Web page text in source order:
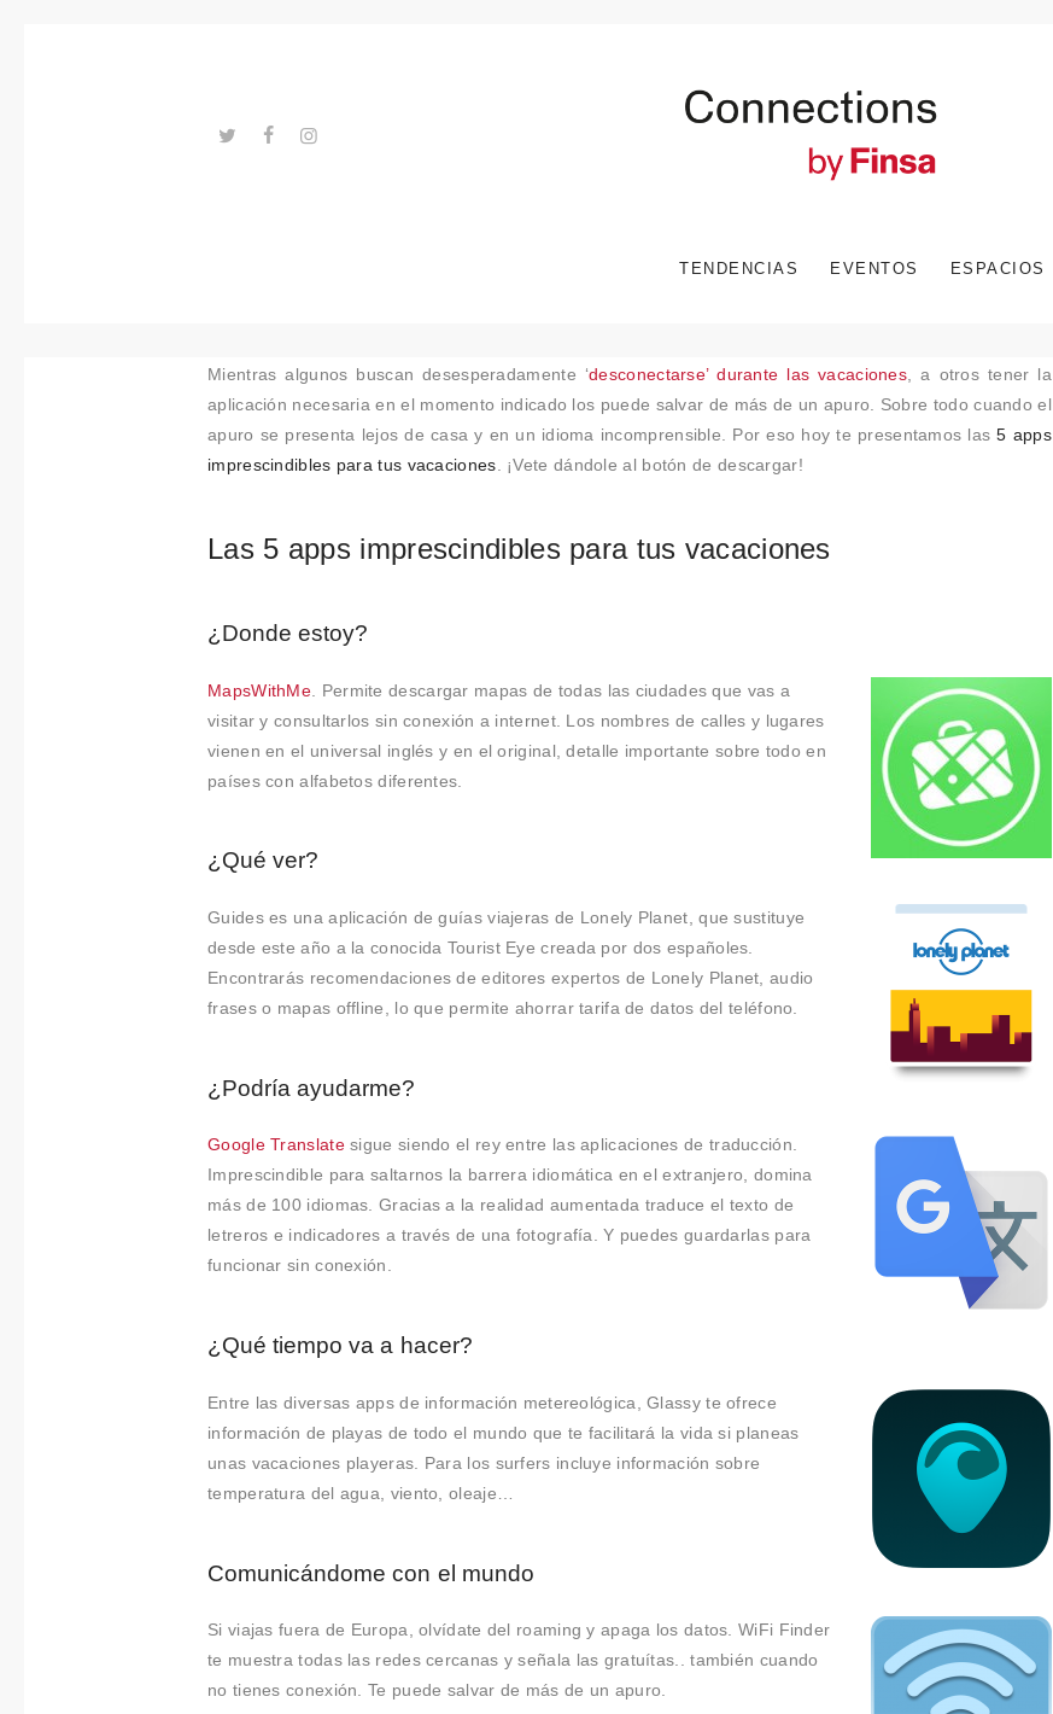
TENDENCIAS EVENTOS ESPACIOS
Conexión
Colabora
Connectio
Contacto
Mientras algunos buscan desesperadamente ‘desconectarse’ durante las vacaciones , a otros tener la
aplicación necesaria en el momento indicado los puede salvar de más de un apuro. Sobre todo cuando el
apuro se presenta lejos de casa y en un idioma incomprensible. Por eso hoy te presentamos las5 apps
imprescindibles para tus vacaciones . ¡Vete dándole al botón de descargar!
Las 5 apps imprescindibles para tus vacaciones
¿Donde estoy?
MapsWithMe . Permite descargar mapas de todas las ciudades que vas a
visitar y consultarlos sin conexión a internet. Los nombres de calles y lugares
vienen en el universal inglés y en el original, detalle importante sobre todo en
países con alfabetos diferentes.
¿Qué ver?
Guides es una aplicación de guías viajeras de Lonely Planet, que sustituye
desde este año a la conocida Tourist Eye creada por dos españoles.
Encontrarás recomendaciones de editores expertos de Lonely Planet, audio
frases o mapas offline, lo que permite ahorrar tarifa de datos del teléfono.
¿Podría ayudarme?
GoogleTranslatesigue siendo el rey entre las aplicaciones de traducción.
Imprescindible para saltarnos la barrera idiomática en el extranjero, domina
más de 100 idiomas. Gracias a la realidad aumentada traduce el texto de
letreros e indicadores a través de una fotografía. Y puedes guardarlas para
funcionar sin conexión.
¿Qué tiempo va a hacer?
Entre las diversas apps de información metereológica, Glassy te ofrece
información de playas de todo el mundo que te facilitará la vida si planeas
unas vacaciones playeras. Para los surfers incluye información sobre
temperatura del agua, viento, oleaje…
Comunicándome con el mundo
Si viajas fuera de Europa, olvídate del roaming y apaga los datos. WiFi Finder
te muestra todas las redes cercanas y señala las gratuítas.. también cuando
no tienes conexión. Te puede salvar de más de un apuro.